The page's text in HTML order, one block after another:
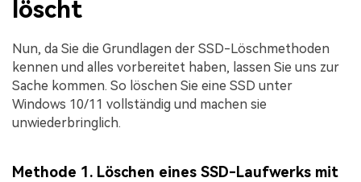
löscht
Nun, da Sie die Grundlagen der SSD-Löschmethoden
kennen und alles vorbereitet haben, lassen Sie uns zur
Sache kommen. So löschen Sie eine SSD unter
Windows 10/11 vollständig und machen sie
unwiederbringlich.
Methode 1. Löschen eines SSD-Laufwerks mit